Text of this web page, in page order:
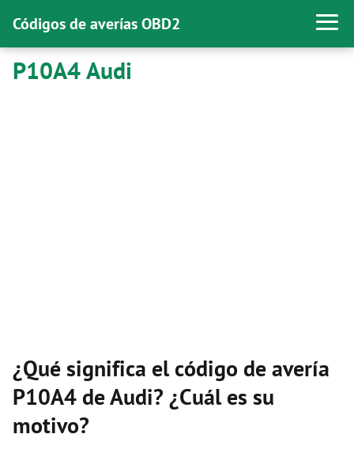
Códigos de averías OBD2
P10A4 Audi
¿Qué significa el código de avería
P10A4 de Audi? ¿Cuál es su
motivo?